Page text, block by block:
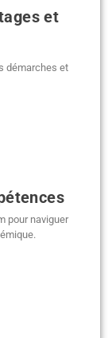
et
démarches et
pour naviguer